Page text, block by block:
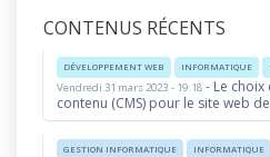
CONTENUS RÉCENTS
DÉVELOPPEMENT WEB INFORMATIQUE
Vendredi 31 mars 2023 - 19:18- Le choix
contenu (CMS) pour le site web
GESTION INFORMATIQUE INFORMATIQUE